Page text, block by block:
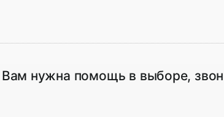
Вам нужна помощь в выборе,